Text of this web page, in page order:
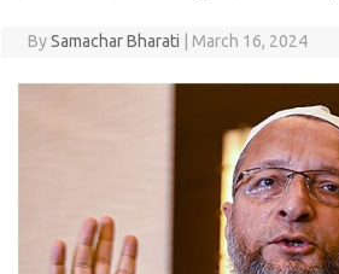
BySamachar Bharati March 16, 2024